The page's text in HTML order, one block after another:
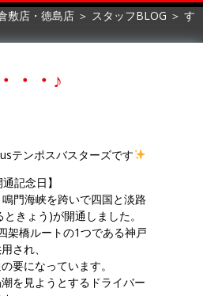
敷店・徳島店 ＞ スタッフBLOG ＞ す
・・♪
テンポスバスターズです
記念日】
門海峡を跨いで四国と淡路
きょう)が開通しました。
架橋ルートの1つである神戸
され、
要になっています。
を見ようとするドライバー